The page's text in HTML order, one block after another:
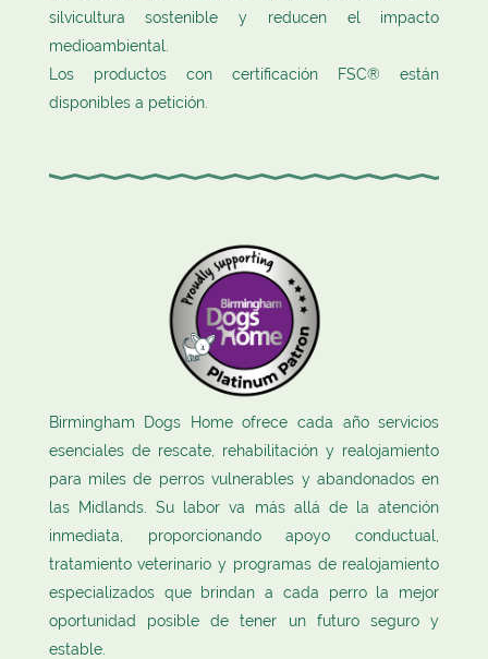
silvicultura sostenible y reducen el impacto
medioambiental.
Los productos con certificación FSC® están
disponibles a petición.
Birmingham Dogs Home ofrece cada año servicios
esenciales de rescate, rehabilitación y realojamiento
para miles de perros vulnerables y abandonados en
las Midlands. Su labor va más allá de la atención
inmediata, proporcionando apoyo conductual,
tratamiento veterinario y programas de realojamiento
especializados que brindan a cada perro la mejor
oportunidad posible de tener un futuro seguro y
estable.